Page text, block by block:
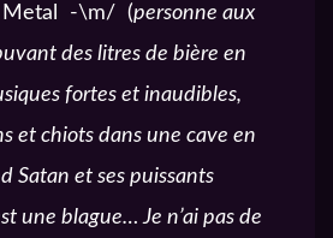
Metal -\m/ (personne aux
des litres de bière en
fortes et inaudibles,
et chiots dans une cave en
Satan et ses puissants
une blague… Je n’ai pas de